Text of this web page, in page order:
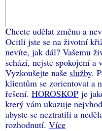
Chcete udělat změnu a
Ocitli jste se na životní
nevíte, jak dál? Vašemu
schází, nejste spokojení a
Vyzkoušejte naše služby.
klientům se zorientovat a
řešení. HOROSKOP je
který vám ukazuje
abyste se neztratili a
rozhodnutí. Více